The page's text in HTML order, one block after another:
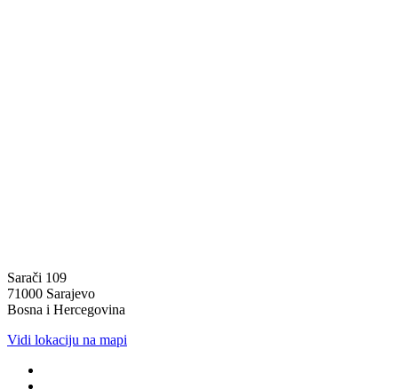
Sarači 109
71000 Sarajevo
Bosna i Hercegovina
Vidi lokaciju na mapi